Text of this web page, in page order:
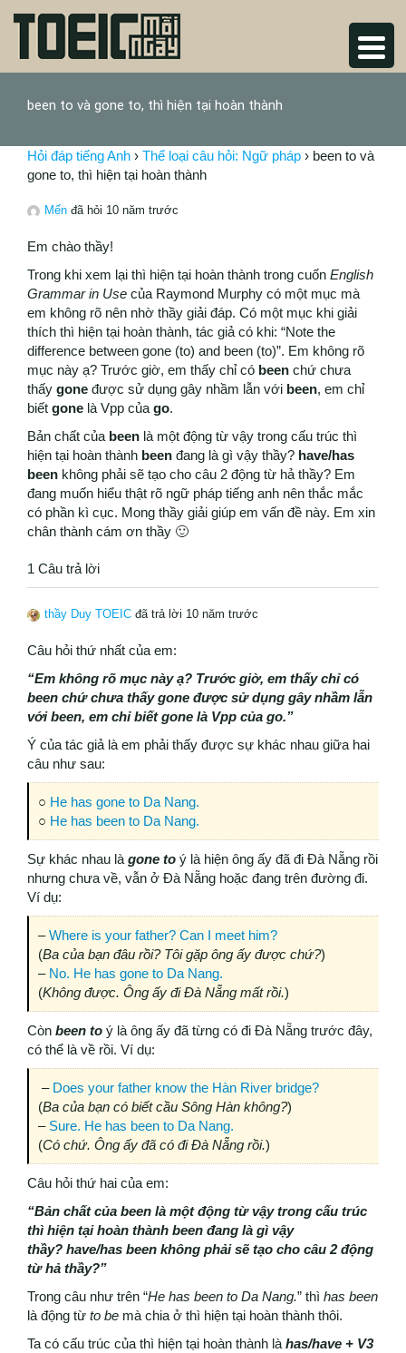
been to và gone to, thì hiện tại hoàn thành
Hỏi đáp tiếng Anh › Thể loại câu hỏi: Ngữ pháp › been to và
gone to, thì hiện tại hoàn thành
Mến đã hỏi 10 năm trước
Em chào thầy!
Trong khi xem lại thì hiện tại hoàn thành trong cuốn English
Grammar in Use của Raymond Murphy có một mục mà
em không rõ nên nhờ thầy giải đáp. Có một mục khi giải
thích thì hiện tại hoàn thành, tác giả có khi: “Note the
difference between gone (to) and been (to)”. Em không rõ
mục này ạ? Trước giờ, em thấy chỉ có been chứ chưa
thấy gone được sử dụng gây nhầm lẫn với been, em chỉ
biết gone là Vpp của go.
Bản chất của been là một động từ vậy trong cấu trúc thì
hiện tại hoàn thành been đang là gì vậy thầy? have/has
been không phải sẽ tạo cho câu 2 động từ hả thầy? Em
đang muốn hiểu thật rõ ngữ pháp tiếng anh nên thắc mắc
có phần kì cục. Mong thầy giải giúp em vấn đề này. Em xin
chân thành cám ơn thầy 🙂
1 Câu trả lời
thầy Duy TOEIC đã trả lời 10 năm trước
Câu hỏi thứ nhất của em:
“Em không rõ mục này ạ? Trước giờ, em thấy chỉ có
been chứ chưa thấy gone được sử dụng gây nhầm lẫn
với been, em chỉ biết gone là Vpp của go.”
Ý của tác giả là em phải thấy được sự khác nhau giữa hai
câu như sau:
○ He has gone to Da Nang.
○ He has been to Da Nang.
Sự khác nhau là gone to ý là hiện ông ấy đã đi Đà Nẵng rồi
nhưng chưa về, vẫn ở Đà Nẵng hoặc đang trên đường đi.
Ví dụ:
–Where is your father? Can I meet him?
(Ba của bạn đâu rồi? Tôi gặp ông ấy được chứ?)
– No. He has gone to Da Nang.
(Không được. Ông ấy đi Đà Nẵng mất rồi.)
Còn been to ý là ông ấy đã từng có đi Đà Nẵng trước đây,
có thể là về rồi. Ví dụ:
– Does your father know the Hàn River bridge?
(Ba của bạn có biết cầu Sông Hàn không?)
– Sure. He has been to Da Nang.
(Có chứ. Ông ấy đã có đi Đà Nẵng rồi.)
Câu hỏi thứ hai của em:
“Bản chất của been là một động từ vậy trong cấu trúc
thì hiện tại hoàn thành been đang là gì vậy
thầy? have/has been không phải sẽ tạo cho câu 2 động
từ hả thầy?”
Trong câu như trên “He has been to Da Nang.” thì has been
là động từ to be mà chia ở thì hiện tại hoàn thành thôi.
Ta có cấu trúc của thì hiện tại hoàn thành là has/have + V3